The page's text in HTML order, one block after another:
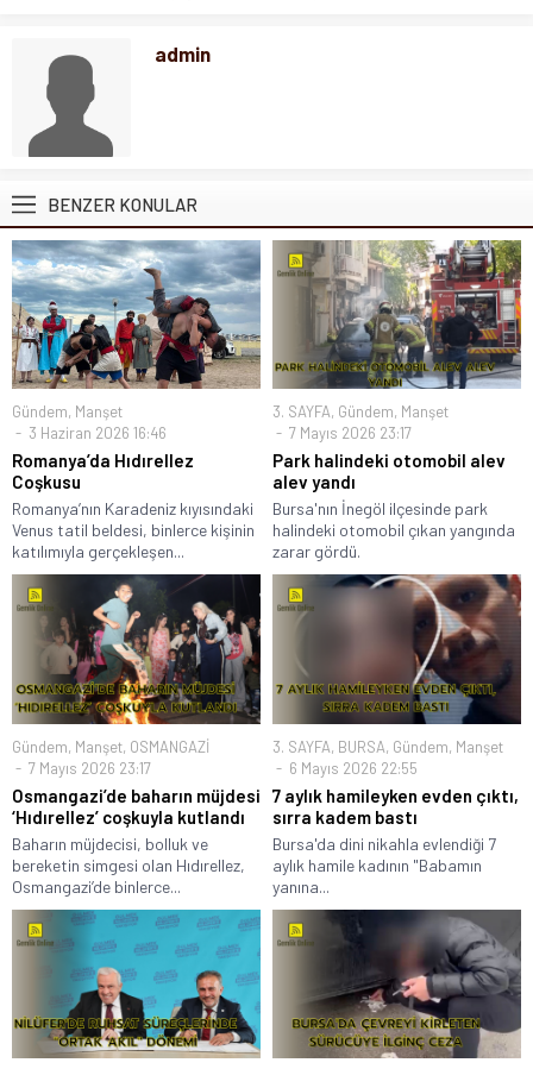
admin
BENZER KONULAR
Gündem, Manşet
3 Haziran 2026 16:46
Romanya’da Hıdırellez
Coşkusu
Romanya’nın Karadeniz kıyısındaki
Venus tatil beldesi, binlerce kişinin
katılımıyla gerçekleşen...
3. SAYFA, Gündem, Manşet
7 Mayıs 2026 23:17
Park halindeki otomobil alev
alev yandı
Bursa'nın İnegöl ilçesinde park
halindeki otomobil çıkan yangında
zarar gördü.
Gündem, Manşet, OSMANGAZİ
7 Mayıs 2026 23:17
Osmangazi’de baharın müjdesi
‘Hıdırellez’ coşkuyla kutlandı
Baharın müjdecisi, bolluk ve
bereketin simgesi olan Hıdırellez,
Osmangazi’de binlerce...
3. SAYFA, BURSA, Gündem, Manşet
6 Mayıs 2026 22:55
7 aylık hamileyken evden çıktı,
sırra kadem bastı
Bursa'da dini nikahla evlendiği 7
aylık hamile kadının "Babamın
yanına...